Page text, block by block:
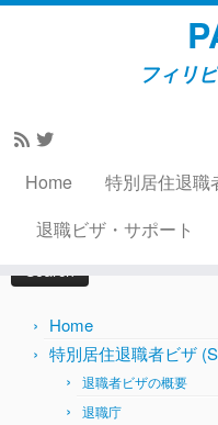
Skip
content
フィリ
Home 特別居住退職
退職ビザ・サポート
Home
紹介2016年7月30日（再
Search
Home
特別居住退職者ビザ
退職者ビザの概要
退職庁